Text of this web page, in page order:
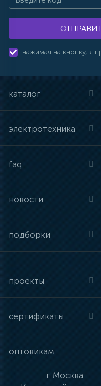
нажимая на кнопку, я
каталог
электротехника
faq
новости
подборки
проекты
сертификаты
оптовикам
г. Москва